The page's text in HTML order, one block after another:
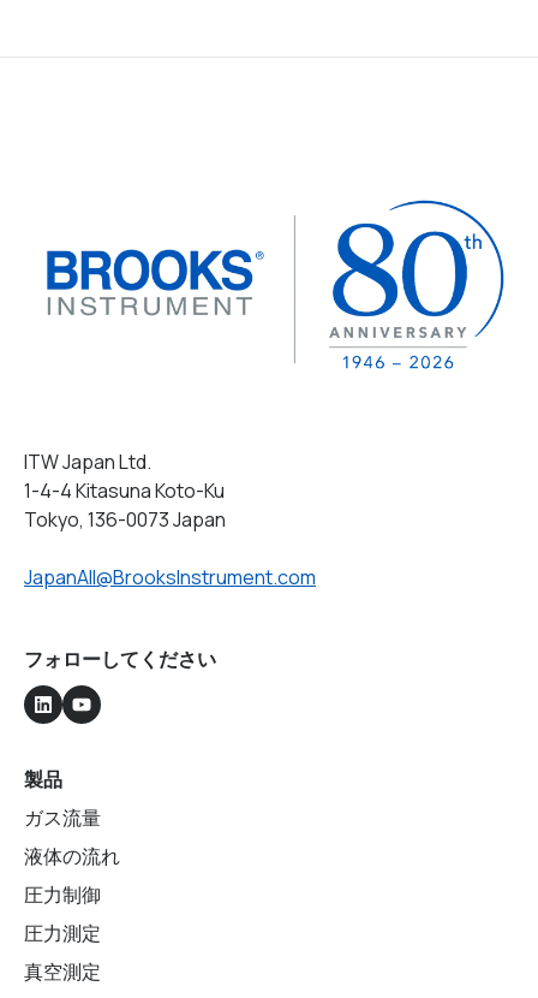
ITW Japan Ltd.
1-4-4 Kitasuna Koto-Ku
Tokyo, 136-0073 Japan
JapanAll@BrooksInstrument.com
フォローしてください
製品
ガス流量
液体の流れ
圧力制御
圧力測定
真空測定